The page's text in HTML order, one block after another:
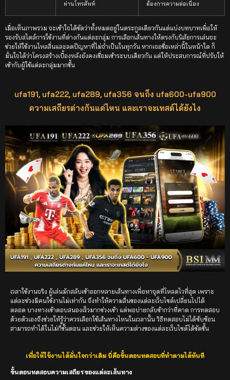
ผ่านโทรศัพท์ ต้องการความต่อเนื่อง
เมื่อเห็นภาพรวม จะเข้าใจได้ชัดว่าทั้งหมดอยู่ในตระกูลเดียวกันแต่แบ่งบทบาทเพื่อให้
รองรับสไตล์การใช้งานที่ต่างกันแต่ละกลุ่ม การเลือกเส้นทางให้ตรงกับนิสัยการเล่นจะ
ช่วยให้ใช้งานไหลลื่นและลดปัญหาที่ไม่จำเป็นในทุกวัน หากเจอชื่อเหล่านี้ในหน้าใด ก็
มั่นใจได้ว่าโครงสร้างเบื้องหลังยังคงเชื่อมเข้าระบบเดียวกัน แต่ให้ประสบการณ์ที่ปรับให้
เข้ากับผู้ใช้แต่ละกลุ่มมากขึ้น
ufa191, ufa222, ufa289, ufa356 จนถึง ufa600-ufa900
ความเสถียรต่างกันแค่ไหน และเราจะเทสต์ได้ยังไง
เวลาใช้งานจริง ผู้เล่นมักสลับเข้าออกหลายเส้นทางเพื่อหาจุดที่โหลดไวที่สุด เพราะ
แต่ละช่วงมีคนใช้งานไม่เท่ากัน จึงทำให้ความลื่นของแต่ละเว็บไซต์เปลี่ยนไปได้
ตลอด บางทางเข้าตอบสนองเร็วมากช่วงเช้า แต่พอบ่ายกลับช้ากว่าที่คาด การทดสอบ
ด้วยตัวเองจึงช่วยให้รู้ว่าควรเลือกใช้เส้นทางไหนในเวลานั้น วิธีทดสอบไม่ได้ซับซ้อน
สามารถทำได้ในไม่กี่ขั้นตอน และช่วยให้เห็นความต่างของแต่ละเว็บไซต์ได้ชัดขึ้น
เพื่อให้ใช้งานได้มั่นใจกว่าเดิม นี่คือขั้นตอนทดสอบที่ทำตามได้ทันที
ขั้นตอนทดสอบความเสถียรของแต่ละเส้นทาง